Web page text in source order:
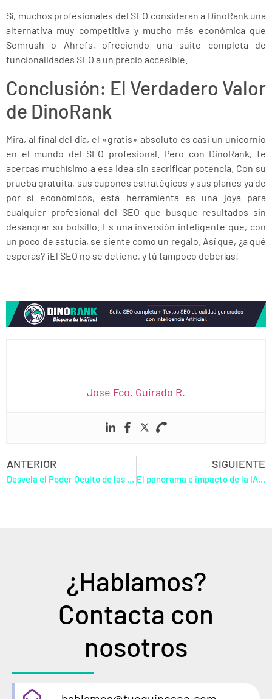
Sí, muchos profesionales del SEO consideran a DinoRank una
alternativa muy competitiva y mucho más económica que
Semrush o Ahrefs, ofreciendo una suite completa de
funcionalidades SEO a un precio accesible.
Conclusión: El Verdadero Valor
de DinoRank
Mira, al final del día, el «gratis» absoluto es casi un unicornio
en el mundo del SEO profesional. Pero con DinoRank, te
acercas muchísimo a esa idea sin sacrificar potencia. Con su
prueba gratuita, sus cupones estratégicos y sus planes ya de
por sí económicos, esta herramienta es una joya para
cualquier profesional del SEO que busque resultados sin
desangrar su bolsillo. Es una inversión inteligente que, con
un poco de astucia, se siente como un regalo. Así que, ¿a qué
esperas? ¡El SEO no se detiene, y tú tampoco deberías!
Jose Fco. Guirado R.
ANTERIOR
Desvela el Poder Oculto de las Palabras de Transición para un SEO Imparable
SIGUIENTE
El panorama e impacto de la IA en el SEO en 2025
¿Hablamos?
Contacta con
nosotros